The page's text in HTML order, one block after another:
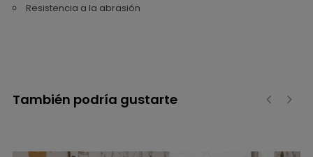
Resistencia a la abrasión
También podría gustarte